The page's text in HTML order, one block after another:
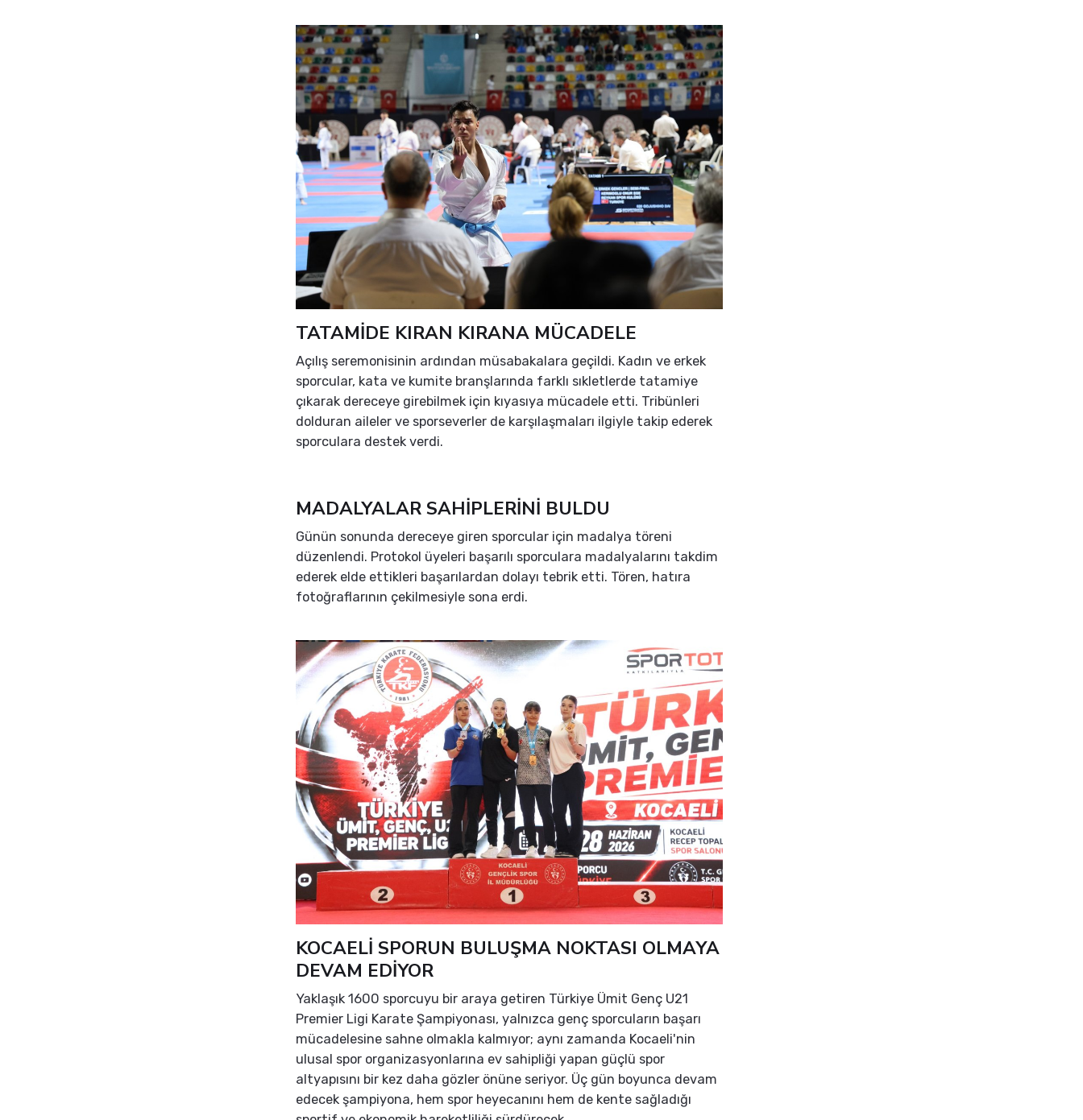
TATAMİDE KIRAN KIRANA MÜCADELE
Açılış seremonisinin ardından müsabakalara geçildi. Kadın ve erkek
sporcular, kata ve kumite branşlarında farklı sıkletlerde tatamiye
çıkarak dereceye girebilmek için kıyasıya mücadele etti. Tribünleri
dolduran aileler ve sporseverler de karşılaşmaları ilgiyle takip ederek
sporculara destek verdi.
MADALYALAR SAHİPLERİNİ BULDU
Günün sonunda dereceye giren sporcular için madalya töreni
düzenlendi. Protokol üyeleri başarılı sporculara madalyalarını takdim
ederek elde ettikleri başarılardan dolayı tebrik etti. Tören, hatıra
fotoğraflarının çekilmesiyle sona erdi.
KOCAELİ SPORUN BULUŞMA NOKTASI OLMAYA
DEVAM EDİYOR
Yaklaşık 1600 sporcuyu bir araya getiren Türkiye Ümit Genç U21
Premier Ligi Karate Şampiyonası, yalnızca genç sporcuların başarı
mücadelesine sahne olmakla kalmıyor; aynı zamanda Kocaeli'nin
ulusal spor organizasyonlarına ev sahipliği yapan güçlü spor
altyapısını bir kez daha gözler önüne seriyor. Üç gün boyunca devam
edecek şampiyona, hem spor heyecanını hem de kente sağladığı